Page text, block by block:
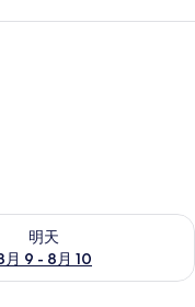
明天
月 9 - 8月 10
- 8月 10) 的供應情況